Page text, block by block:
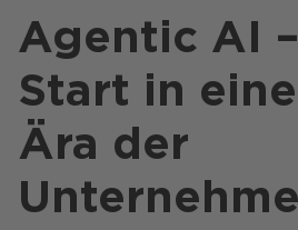
Shops / Marketplace / Portale
Unternehmen
Agentic AI
Start in
Ära der